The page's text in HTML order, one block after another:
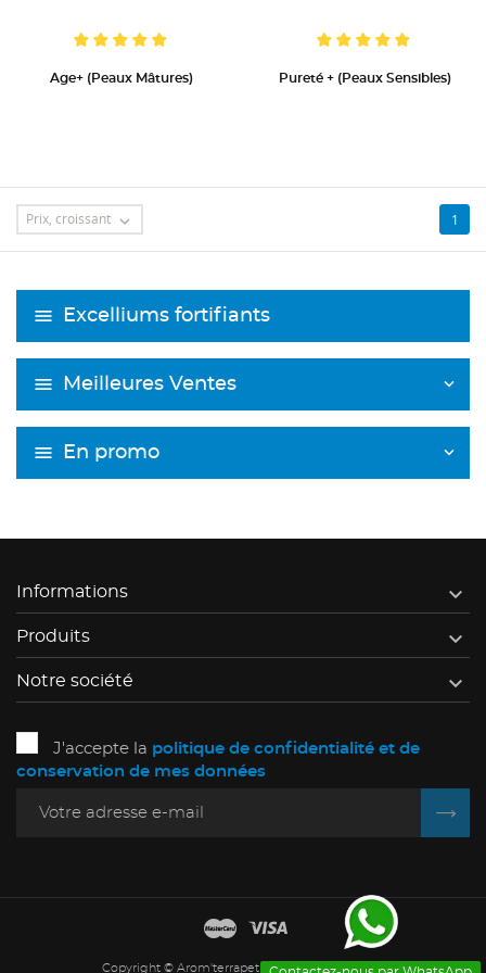
Excelliums fortifiants
Meilleures Ventes
En promo
Age+ (peaux Mâtures) Pureté + (Peaux Sensibles)
Prix, croissant  1
Informations 
Produits 
Notre société 
J'accepte la politique de confidentialité et de
conservation de mes données
Copyright © Arom'terrapet - All Rights Reserved